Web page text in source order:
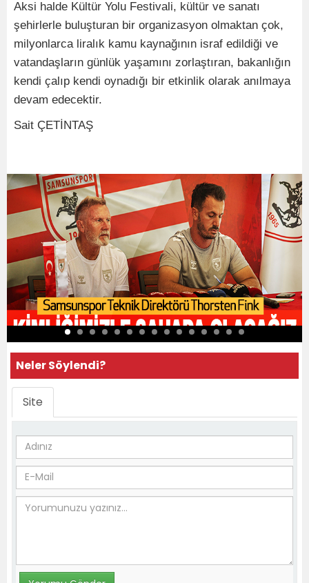
Aksi halde Kültür Yolu Festivali, kültür ve sanatı
şehirlerle buluşturan bir organizasyon olmaktan çok,
milyonlarca liralık kamu kaynağının israf edildiği ve
vatandaşların günlük yaşamını zorlaştıran, bakanlığın
kendi çalıp kendi oynadığı bir etkinlik olarak anılmaya
devam edecektir.
Sait ÇETİNTAŞ
Neler Söylendi?
Site